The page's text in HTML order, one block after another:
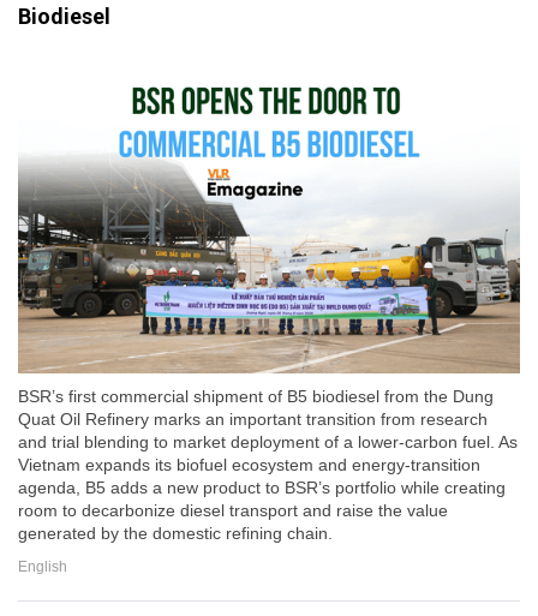
Biodiesel
BSR’s first commercial shipment of B5 biodiesel from the Dung
Quat Oil Refinery marks an important transition from research
and trial blending to market deployment of a lower-carbon fuel. As
Vietnam expands its biofuel ecosystem and energy-transition
agenda, B5 adds a new product to BSR’s portfolio while creating
room to decarbonize diesel transport and raise the value
generated by the domestic refining chain.
English